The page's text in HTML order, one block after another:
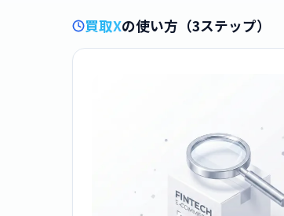
買取Xの使い方（3ステップ）